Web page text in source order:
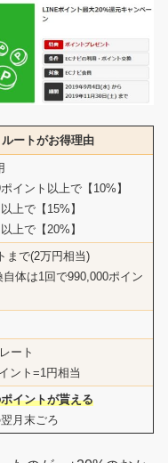
ートがお得理由
イント以上で【10%】
上で【15%】
上で【20%】
まで(2万円相当)
体は1回で990,000ポイン
ート
ント=1円相当
イントが貰える
月末ごろ